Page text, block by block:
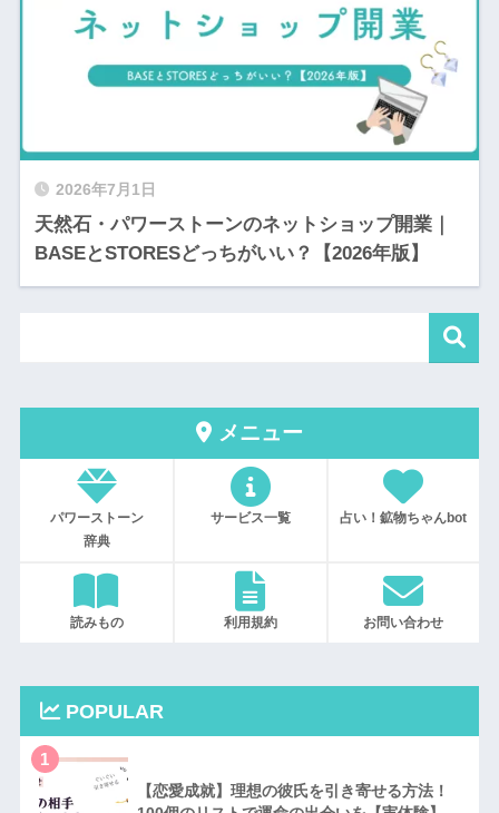
2026年7月1日
天然石・パワーストーンのネットショップ開業｜
BASEとSTORESどっちがいい？【2026年版】
メニュー
パワーストーン
辞典
サービス一覧 占い！鉱物ちゃんbot
読みもの 利用規約 お問い合わせ
POPULAR
1
【恋愛成就】理想の彼氏を引き寄せる方法！